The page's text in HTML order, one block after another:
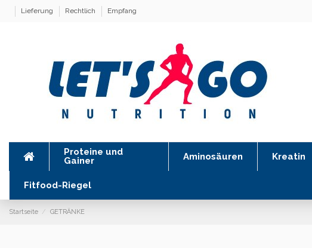
Lieferung Rechtlich Empfang
Proteine ​​und
Gainer
Aminosäuren Kreatin
Fitfood-Riegel
Startseite GETRÄNKE